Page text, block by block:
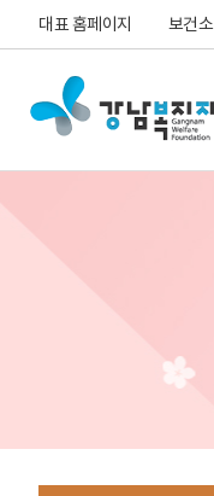
대표 홈페이지 보건소